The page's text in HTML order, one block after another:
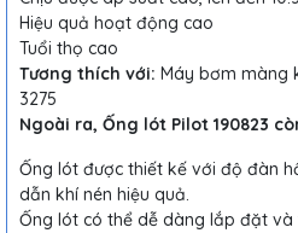
Hiệu quả hoạt động cao
Tuổi thọ cao
Tương thích với: Máy bơm màng
3275
Ngoài ra, Ống lót Pilot 190823
Ống lót được thiết kế với độ đàn
dẫn khí nén hiệu quả.
Ống lót có thể dễ dàng lắp đặt và